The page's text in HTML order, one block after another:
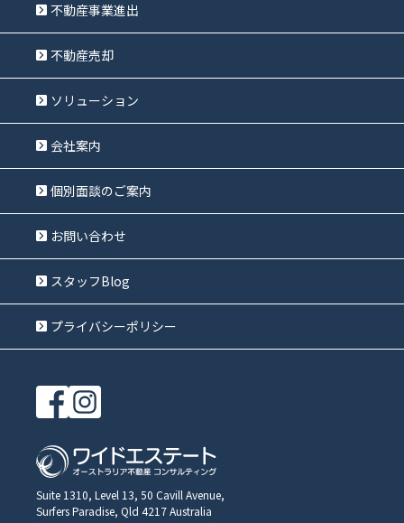
不動産事業進出
不動産売却
ソリューション
会社案内
個別面談のご案内
お問い合わせ
スタッフBlog
プライバシーポリシー
Suite 1310, Level 13, 50 Cavill Avenue,
Surfers Paradise, Qld 4217 Australia